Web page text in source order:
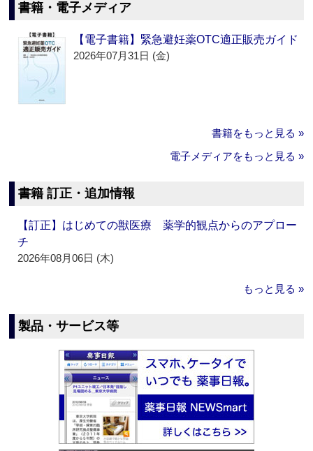
書籍・電子メディア
【電子書籍】緊急避妊薬OTC適正販売ガイド
2026年07月31日 (金)
書籍をもっと見る »
電子メディアをもっと見る »
書籍 訂正・追加情報
【訂正】はじめての獣医療 薬学的観点からのアプロー
チ
2026年08月06日 (木)
もっと見る »
製品・サービス等